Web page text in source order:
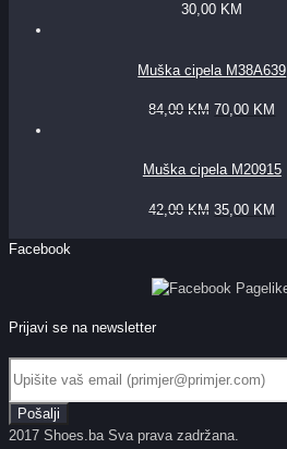
30,00 KM
Muška cipela M38A639
84,00 KM 70,00 KM
Muška cipela M20915
42,00 KM 35,00 KM
Facebook
Prijavi se na newsletter
2017 Shoes.ba Sva prava zadržana.